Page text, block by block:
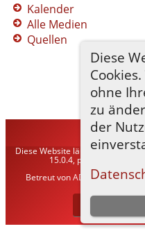
Diese
ohne
zu
der
Kalender
Alle Medien
Quellen
TNG-
Diese Website läuft mit The Next
15.0.4, programmiert
Betreut vonADLER
Zur Desktop-